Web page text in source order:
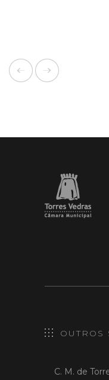
OUTROS
C. M. de